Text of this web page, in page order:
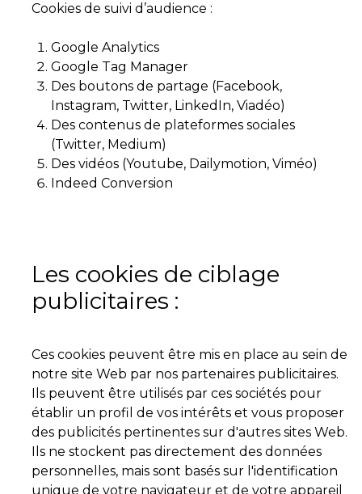
Cookies de suivi d’audience :
Google Analytics
Google Tag Manager
Des boutons de partage (Facebook,
Instagram, Twitter, LinkedIn, Viadéo)
Des contenus de plateformes sociales
(Twitter, Medium)
Des vidéos (Youtube, Dailymotion, Viméo)
Indeed Conversion
Les cookies de ciblage
publicitaires :
Ces cookies peuvent être mis en place au sein de
notre site Web par nos partenaires publicitaires.
Ils peuvent être utilisés par ces sociétés pour
établir un profil de vos intérêts et vous proposer
des publicités pertinentes sur d'autres sites Web.
Ils ne stockent pas directement des données
personnelles, mais sont basés sur l'identification
unique de votre navigateur et de votre appareil